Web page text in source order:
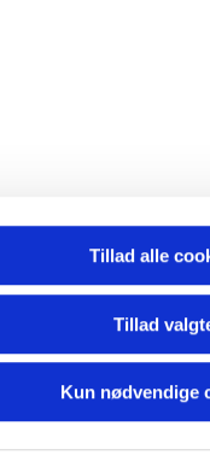
Tillad alle
Tillad
Kun nødvendige